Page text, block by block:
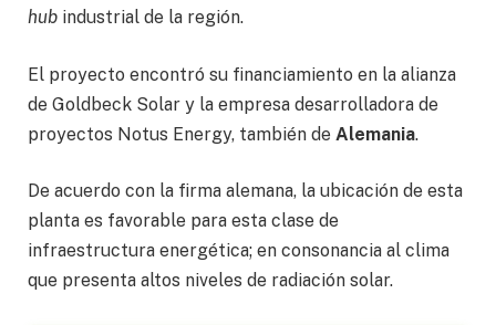
hub industrial de la región.
El proyecto encontró su financiamiento en la alianza
de Goldbeck Solar y la empresa desarrolladora de
proyectos Notus Energy, también de Alemania.
De acuerdo con la firma alemana, la ubicación de esta
planta es favorable para esta clase de
infraestructura energética; en consonancia al clima
que presenta altos niveles de radiación solar.